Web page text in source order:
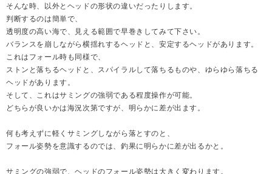
そんな時、以外とヘッドの形状の違いだったりします。
判断するのは簡単で、
透明度の高い海で、見える範囲で早巻きしてみて下さい。
バランスを崩しながら横揺れするヘッドと、安定するヘッドがあります。
これはフォール時も同様で、
ストンと落ちるヘッドと、スパイラルして落ちるものや、ゆらゆら落ちる
ヘッドがあります。
そして、これはサミングの強弱である程度操作が可能。
どちらが良いかは海況次第ですが、明らかに差が出ます。
何も考えずに軽くサミングしながら落とすのと、
フォール姿勢を意識するのでは、釣果に明らかに差が出るかと。
サミングの強弱で、ヘッドのフォール姿勢は大きく変わります。